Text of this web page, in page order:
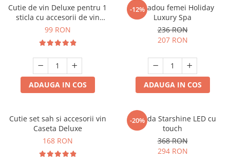
Cutie de vin Deluxe pentru 1
sticla cu accesorii de vin
incluse piele ecologica de
99 RON
ADAUGA IN COS
-12%
Set cadou femei Holiday
Luxury Spa
236 RON
207 RON
ADAUGA IN COS
Cutie set sah si accesorii vin
Caseta Deluxe
168 RON
-20%
Oglinda Starshine LED cu
touch
368 RON
294 RON